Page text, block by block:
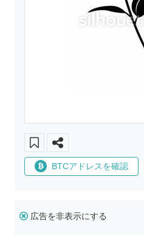
BTCアドレスを確認
広告を非表示にする